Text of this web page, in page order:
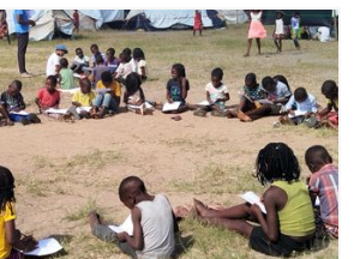
eri toimijoiden yhteistyönä,
alan
nyt tarjolla maksutonta koulutus- ja